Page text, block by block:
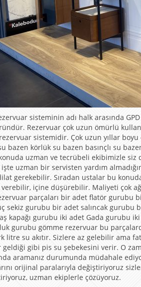
sisteminin adı halk arasında
Rezervuar çok uzun ömürlü
sistemidir. Çok uzun yıllar
bazen körlük su bazen basınçlı su
uzman ve tecrübeli ekibimizle siz
işte uzman bir servisten yardım
gerekebilir. Sıradan ustalar bu
içine düşürebilir. Maliyeti çok
parçaları bir adet flatör
sekiz gurubu bir adet salıncak
kapağı gurubu iki adet Gada gurubu
gurubu gömme rezervuar bu
litre su akıtır. Sizlere az gelebilir ama
gibi pis su şebekesini verir. O
aramanız durumunda müdahale
orijinal paralarıyla değiştiriyoruz
uzman ekiplerle çözüyoruz.